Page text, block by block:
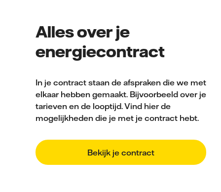
Alles over je
energiecontract
In je contract staan de afspraken die we met
elkaar hebben gemaakt. Bijvoorbeeld over je
tarieven en de looptijd. Vind hier de
mogelijkheden die je met je contract hebt.
Bekijk je contract